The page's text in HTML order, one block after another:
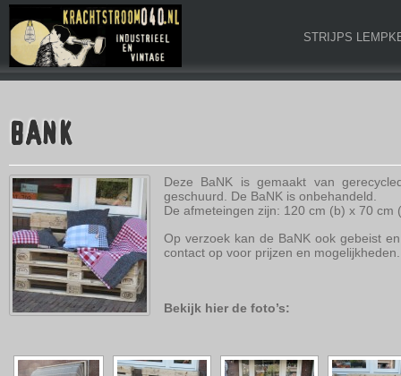
STRIJPS
BANK
Deze BaNK is gemaakt van
geschuurd. De BaNK is onbehandeld.
De afmeteingen zijn: 120 cm (b) x 70 cm
Op verzoek kan de BaNK ook gebeist
contact op voor prijzen en mogelijkheden.
Bekijk hier de foto’s: